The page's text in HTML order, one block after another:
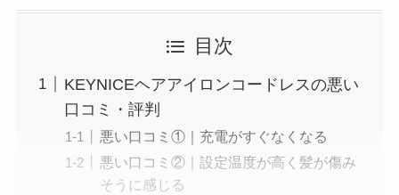
目次
KEYNICEヘアアイロンコードレスの悪い
口コミ・評判
悪い口コミ①｜充電がすぐなくなる
悪い口コミ②｜設定温度が高く髪が傷み
そうに感じる